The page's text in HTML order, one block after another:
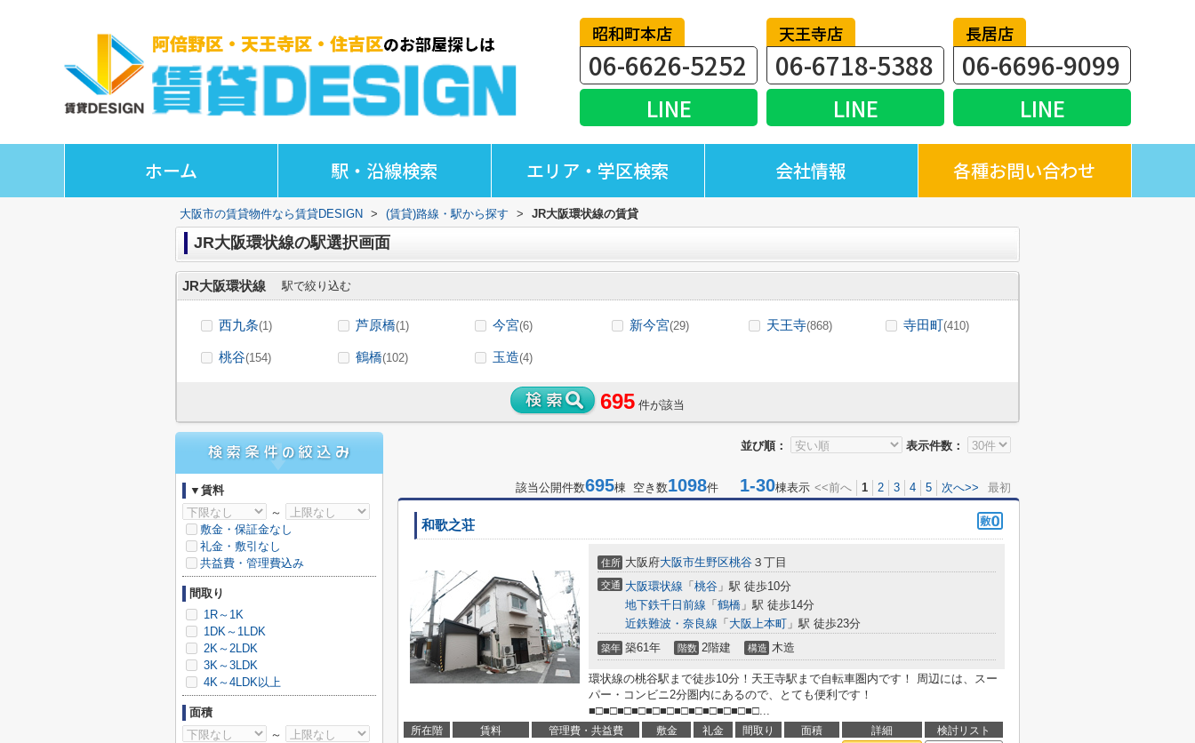
昭和町本店
06-6626-5252
LINE
天王寺店
06-6718-5388
LINE
長居店
06-6696-9099
LINE
ホーム 駅・沿線検索 エリア・学区検索 会社情報 各種お問い合わせ
大阪市の賃貸物件なら賃貸DESIGN > (賃貸)路線・駅から探す > JR大阪環状線の賃貸
JR大阪環状線の駅選択画面
JR大阪環状線 駅で絞り込む
西九条(1) 芦原橋(1) 今宮(6) 新今宮(29) 天王寺(868) 寺田町(410)
桃谷(154) 鶴橋(102) 玉造(4)
695 件が該当
並び順： 表示件数：
該当公開件数695棟 空き数1098件 1-30棟表示 <<前へ 1 2 3 4 5 次へ>> 最初
和歌之荘
住所 大阪府大阪市生野区桃谷 ３丁目
交通 大阪環状線 「 桃谷 」駅 徒歩10分
地下鉄千日前線 「 鶴橋 」駅 徒歩14分
近鉄難波・奈良線 「 大阪上本町 」駅 徒歩23分
築年 築61年 階数 2階建 構造 木造
環状線の桃谷駅まで徒歩10分！天王寺駅まで自転車圏内です！ 周辺には、スー
パー・コンビニ2分圏内にあるので、とても便利です！
■□■□■□■□■□■□■□■□■□■□■□■□...
所在階 賃料 管理費・共益費 敷金 礼金 間取り 面積 詳細
検討リスト
▼賃料
～
敷金・保証金なし
礼金・敷引なし
共益費・管理費込み
間取り
1R～1K
1DK～1LDK
2K～2LDK
3K～3LDK
4K～4LDK以上
面積
～